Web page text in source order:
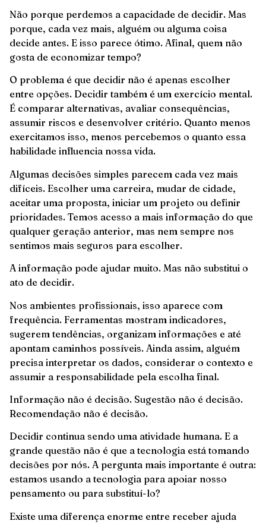
Não porque perdemos a capacidade de decidir. Mas
porque, cada vez mais, alguém ou alguma coisa
decide antes. E isso parece ótimo. Afinal, quem não
gosta de economizar tempo?
O problema é que decidir não é apenas escolher
entre opções. Decidir também é um exercício mental.
É comparar alternativas, avaliar consequências,
assumir riscos e desenvolver critério. Quanto menos
exercitamos isso, menos percebemos o quanto essa
habilidade influencia nossa vida.
Algumas decisões simples parecem cada vez mais
difíceis. Escolher uma carreira, mudar de cidade,
aceitar uma proposta, iniciar um projeto ou definir
prioridades. Temos acesso a mais informação do que
qualquer geração anterior, mas nem sempre nos
sentimos mais seguros para escolher.
A informação pode ajudar muito. Mas não substitui o
ato de decidir.
Nos ambientes profissionais, isso aparece com
frequência. Ferramentas mostram indicadores,
sugerem tendências, organizam informações e até
apontam caminhos possíveis. Ainda assim, alguém
precisa interpretar os dados, considerar o contexto e
assumir a responsabilidade pela escolha final.
Informação não é decisão. Sugestão não é decisão.
Recomendação não é decisão.
Decidir continua sendo uma atividade humana. E a
grande questão não é que a tecnologia está tomando
decisões por nós. A pergunta mais importante é outra:
estamos usando a tecnologia para apoiar nosso
pensamento ou para substituí-lo?
Existe uma diferença enorme entre receber ajuda